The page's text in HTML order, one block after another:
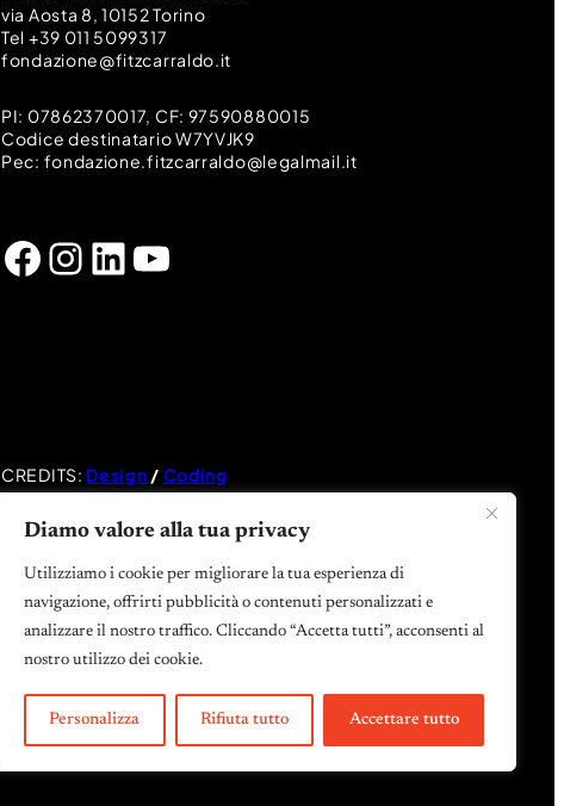
Diamo valore alla tua privacy
Utilizziamo i cookie per migliorare la tua esperienza di
navigazione, offrirti pubblicità o contenuti personalizzati e
analizzare il nostro traffico. Cliccando “Accetta tutti”, acconsenti al
nostro utilizzo dei cookie.
Personalizza Rifiuta tutto Accettare tutto
via Aosta 8, 10152 Torino
Tel +39 011 5099317
fondazione@fitzcarraldo.it
PI: 07862370017, CF: 97590880015
Codice destinatario W7YVJK9
Pec: fondazione.fitzcarraldo@legalmail.it
Facebook Instagram LinkedIn YouTube
CREDITS: Design / Coding